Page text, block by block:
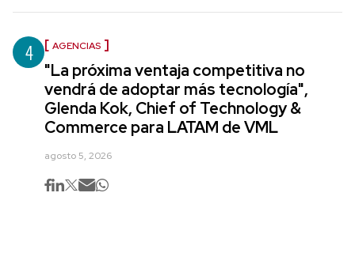
4 AGENCIAS
"La próxima ventaja competitiva no
vendrá de adoptar más tecnología",
Glenda Kok, Chief of Technology &
Commerce para LATAM de VML
agosto 5, 2026